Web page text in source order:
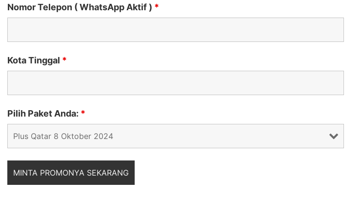
Nomor Telepon ( WhatsApp Aktif ) *
Kota Tinggal *
Pilih Paket Anda: *